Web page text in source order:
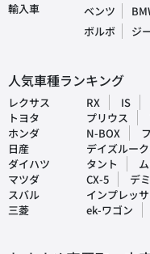
輸入車 ベンツ
ボルボ
ジ
人気車種ランキング
レクサス RX IS
トヨタ
プリウス
ホンダ
N-BOX
日産
デイズルー
ダイハツ
タント
マツダ
CX-5 デ
スバル
インプレッサ
三菱
ek-ワゴン